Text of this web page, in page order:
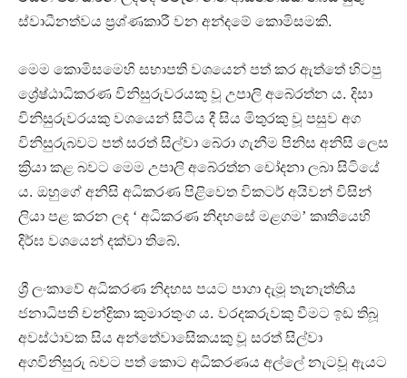
ස්වාධීනත්වය ප්‍රශ්ණකාරී වන අන්දමේ කොමිසමකි.
මෙම කොමිසමෙහි සභාපති වශයෙන් පත් කර ඇත්තේ හිටපු
ශ්‍රේෂ්ඨාධිකරණ විනිසුරුවරයකු වූ උපාලි අබේරත්න ය. දිසා
විනිසුරුවරයකු වශයෙන් සිටිය දී සිය මිතුරකු වූ පසුව අග
විනිසුරුබවට පත් සරත් සිල්වා බේරා ගැනීම පිනිස අනිසි ලෙස
ක්‍රියා කළ බවට මෙම උපාලි අබේරත්න චෝදනා ලබා සිටියේ
ය. ඔහුගේ අනිසි අධිකරණ පිළිවෙත විකටර් අයිවන් විසින්
ලියා පළ කරන ලද ‘ අධිකරණ නිදහසේ මළගම’ කෘතියෙහි
දිර්ඝ වශයෙන් දක්වා තිබේ.
ශ්‍රී ලංකාවේ අධිකරණ නිදහස පයට පාගා දැමූ තැනැත්තිය
ජනාධිපති චන්ද්‍රිකා කුමාරතුංග ය. වරදකරුවකු වීමට ඉඩ තිබූ
අවස්ථාවක සිය අන්තේවාසිෙකයකු වූ සරත් සිල්වා
අගවිනිසුරු බවට පත් කොට අධිකරණය අල්ලේ නැටවූ ඇයට